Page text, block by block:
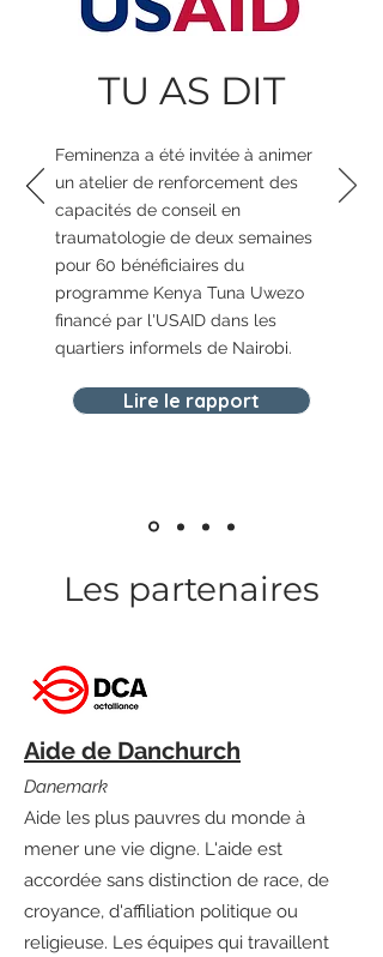
TU AS DIT
Feminenza a été invitée à animer
un atelier de renforcement des
capacités de conseil en
traumatologie de deux semaines
pour 60 bénéficiaires du
programme Kenya Tuna Uwezo
financé par l'USAID dans les
quartiers informels de Nairobi.
Lire le rapport
Les partenaires
Aide de Danchurch
Danemark
Aide les plus pauvres du monde à
mener une vie digne. L'aide est
accordée sans distinction de race, de
croyance, d'affiliation politique ou
religieuse. Les équipes qui travaillent